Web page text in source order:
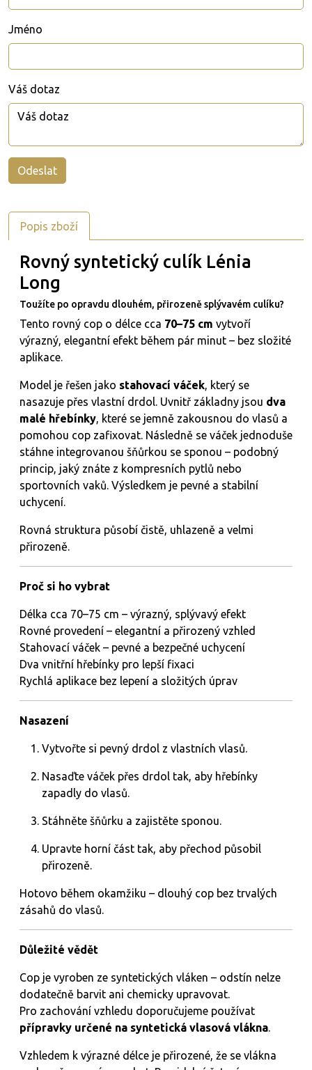
Jméno
Váš dotaz
Popis zboží
Rovný syntetický culík Lénia
Long
Toužíte po opravdu dlouhém, přirozeně splývavém culíku?
Tento rovný cop o délce cca 70–75 cm vytvoří
výrazný, elegantní efekt během pár minut – bez složité
aplikace.
Model je řešen jako stahovací váček, který se
nasazuje přes vlastní drdol. Uvnitř základny jsou dva
malé hřebínky, které se jemně zakousnou do vlasů a
pomohou cop zafixovat. Následně se váček jednoduše
stáhne integrovanou šňůrkou se sponou – podobný
princip, jaký znáte z kompresních pytlů nebo
sportovních vaků. Výsledkem je pevné a stabilní
uchycení.
Rovná struktura působí čistě, uhlazeně a velmi
přirozeně.
Proč si ho vybrat
Délka cca 70–75 cm – výrazný, splývavý efekt
Rovné provedení – elegantní a přirozený vzhled
Stahovací váček – pevné a bezpečné uchycení
Dva vnitřní hřebínky pro lepší fixaci
Rychlá aplikace bez lepení a složitých úprav
Nasazení
Vytvořte si pevný drdol z vlastních vlasů.
Nasaďte váček přes drdol tak, aby hřebínky
zapadly do vlasů.
Stáhněte šňůrku a zajistěte sponou.
Upravte horní část tak, aby přechod působil
přirozeně.
Hotovo během okamžiku – dlouhý cop bez trvalých
zásahů do vlasů.
Důležité vědět
Cop je vyroben ze syntetických vláken – odstín nelze
dodatečně barvit ani chemicky upravovat.
Pro zachování vzhledu doporučujeme používat
přípravky určené na syntetická vlasová vlákna.
Vzhledem k výrazné délce je přirozené, že se vlákna